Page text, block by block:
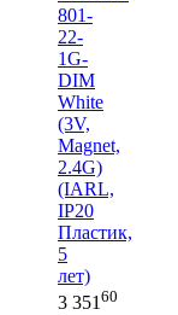
801-
22-
1G-
DIM
White
(3V,
Magnet,
2.4G)
(IARL,
IP20
Пластик,
5
лет)
3 351 60